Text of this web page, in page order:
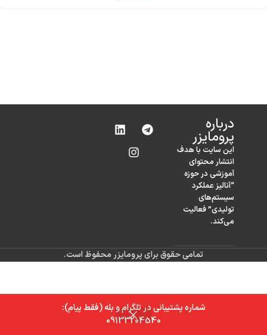
شماره پشتیبانی در تلگرام و بله (فقط پیام):
09133204540
درباره‌
پرومایزر
این سایت با هدف
انتشار محتوای
آموزشی در حوزه
“آنالیز عملکرد
سیستم‌های
تولیدی” فعالیت
می‌کند.
تمامی حقوق برای پرومایزر محفوظ است.